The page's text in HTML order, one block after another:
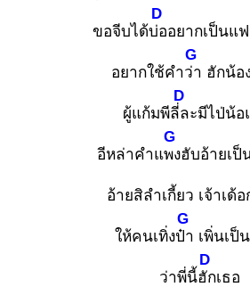
ขอจีบได้บ่อ
D
อยากเป็นแ
อยากใช้คำว่า
G
ฮักน้อ
ผู้แก้มพีลี่ล
D
ะมีไป่น้
อีหล่าคำแพง
G
ฮับอ้ายเป็
อ้ายสิลำเกี้ยว เจ้าเด้
ให้คนเทิ่งป๋า
G
เพิ่นเป็
ว่าพี่นี้ฮัก
D
เธอ